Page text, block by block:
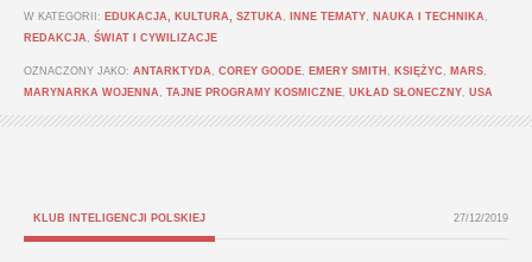
W KATEGORII: EDUKACJA, KULTURA, SZTUKA INNE TEMATY NAUKA I TECHNIKA
REDAKCJA
ŚWIAT I CYWILIZACJE
OZNACZONY JAKO: ANTARKTYDA COREY GOODE EMERY SMITH KSIĘŻYC MARS
MARYNARKA WOJENNA
TAJNE PROGRAMY KOSMICZNE UKŁAD SŁONECZNY USA
KLUB INTELIGENCJI POLSKIEJ 27/12/2019